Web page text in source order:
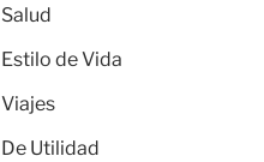
Salud
Estilo de Vida
Viajes
De Utilidad